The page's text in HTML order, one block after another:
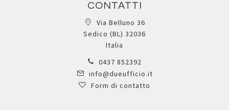
CONTATTI
Via Belluno 36
Sedico (BL) 32036
Italia
0437 852392
info@dueufficio.it
Form di contatto